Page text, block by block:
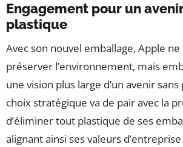
Engagement pour un
plastique
Avec son nouvel emballage, Apple
préserver l’environnement, mais
une vision plus large d’un avenir sans
choix stratégique va de pair avec la
d’éliminer tout plastique de ses
alignant ainsi ses valeurs